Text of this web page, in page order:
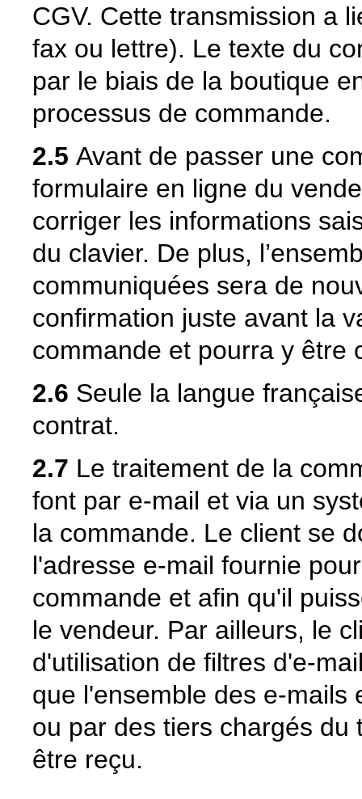
CGV. Cette transmission a
fax ou lettre). Le texte du
par le biais de la boutique
processus de commande.
2.5 Avant de passer une
formulaire en ligne du
corriger les informations
du clavier. De plus,
communiquées sera de
confirmation juste avant la
commande et pourra y être
2.6 Seule la langue
contrat.
2.7 Le traitement de la
font par e-mail et via un
la commande. Le client se
l'adresse e-mail fournie
commande et afin qu'il
le vendeur. Par ailleurs, le
d'utilisation de filtres d'e-
que l'ensemble des e-mails
ou par des tiers chargés
être reçu.